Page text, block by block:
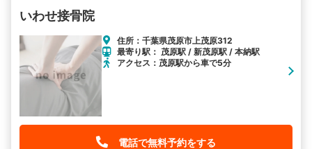
いわせ接骨院
住所：千葉県茂原市上茂原312
最寄り駅： 茂原駅 / 新茂原駅 / 本納駅
アクセス：茂原駅から車で5分
電話で無料予約をする